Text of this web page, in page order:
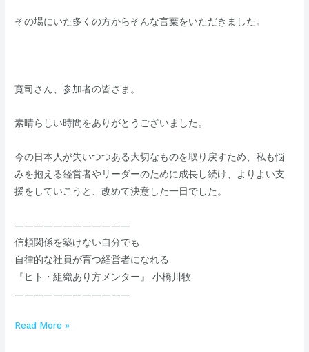
​その場にいた多くの方からそんな言葉をいただきました。
​寛司さん、参加者の皆さま。​
素晴らしい時間をありがとうございました。
​今の日本人が失いつつある大切なものを取り戻すため、私も悩
みを抱える経営者やリーダーのために成長し続け、よりよい支
援をしていこうと、改めて決意した一日でした。
————————————
信頼関係を築けない自分でも
自律的な社員が育つ経営者になれる
『ヒト・組織あり方メンター』 小橋川牧
————————————
Read More »